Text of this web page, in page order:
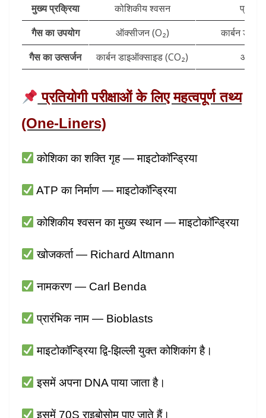
मुख्य प्रक्रिया
कोशिकीय श्वसन
गैस का उपयोग
ऑक्सीजन (O₂)
कार्बन
गैस का उत्सर्जन
कार्बन डाइऑक्साइड (CO₂)
प्रतियोगी परीक्षाओं के लिए महत्वपूर्ण तथ्य
(One-Liners)
कोशिका का शक्ति गृह — माइटोकॉन्ड्रिया
ATP का निर्माण — माइटोकॉन्ड्रिया
कोशिकीय श्वसन का मुख्य स्थान — माइटोकॉन्ड्रिया
खोजकर्ता — Richard Altmann
नामकरण — Carl Benda
प्रारंभिक नाम — Bioblasts
माइटोकॉन्ड्रिया द्वि-झिल्ली युक्त कोशिकांग है।
इसमें अपना DNA पाया जाता है।
इसमें 70S राइबोसोम पाए जाते हैं।